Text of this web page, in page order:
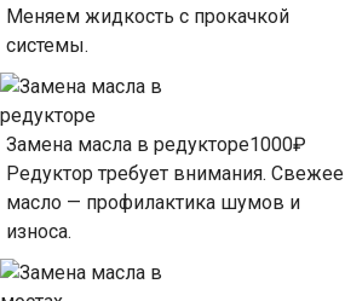
Меняем жидкость с прокачкой
системы.
Замена масла в редукторе1000₽
Редуктор требует внимания. Свежее
масло — профилактика шумов и
износа.